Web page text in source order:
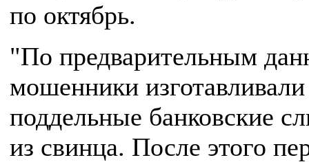
по октябрь.
"По предварительным
мошенники изготавливали
поддельные банковские
из свинца. После этого